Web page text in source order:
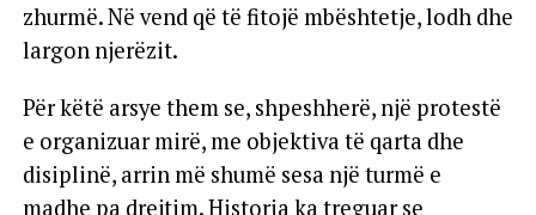
zhurmë. Në vend që të fitojë mbështetje, lodh dhe
largon njerëzit.
Për këtë arsye them se, shpeshherë, një protestë
e organizuar mirë, me objektiva të qarta dhe
disiplinë, arrin më shumë sesa një turmë e
madhe pa drejtim. Historia ka treguar se